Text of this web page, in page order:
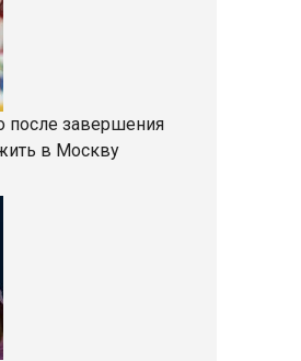
после завершения
в Москву